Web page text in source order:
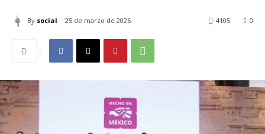
By social 25 de marzo de 2026 0
4105